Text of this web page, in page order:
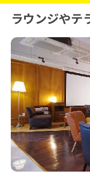
ラウンジやテ